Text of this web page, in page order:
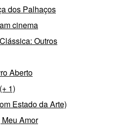
dos Palhaços
cinema
Outros
Aberto
1)
Estado da Arte)
Amor